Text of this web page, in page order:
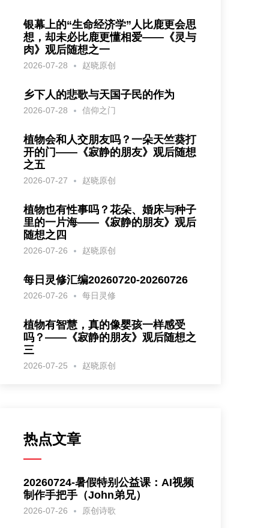
银幕上的“生命经济学”人比鹿更会思
想，却未必比鹿更懂相爱——《灵与
肉》观后随想之一
2026-07-28 赵晓原创
乡下人的悲歌与天国子民的作为
2026-07-28 信仰之门
植物会和人交朋友吗？一朵天竺葵打
开的门——《寂静的朋友》观后随想
之五
2026-07-27 赵晓原创
植物也有性事吗？花朵、婚床与种子
里的一片海——《寂静的朋友》观后
随想之四
2026-07-26 赵晓原创
每日灵修汇编20260720-20260726
2026-07-26 每日灵修
植物有智慧，真的像婴孩一样感受
吗？——《寂静的朋友》观后随想之
三
2026-07-25 赵晓原创
热点文章
20260724-暑假特别公益课：AI视频
制作手把手（John弟兄）
2026-07-26 原创诗歌